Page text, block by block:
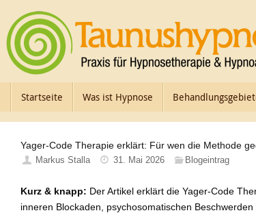
Inhalt
springen
InhaltStartseite Was ist Hypnose
Yager-Code Therapie erklärt: Für wen die Methode
Markus Stalla 31. Mai 2026 Blogeintrag
Kurz & knapp: Der Artikel erklärt die Yager-Code
inneren Blockaden, psychosomatischen